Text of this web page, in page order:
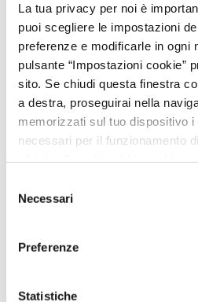
La tua privacy per noi è
puoi scegliere le impostazioni
preferenze e modificarle in ogni
pulsante “Impostazioni cookie”
sito. Se chiudi questa finestra
a destra, proseguirai nella
memorizzati sul tuo dispositivo
necessari per il funzionamento
delNecessari
Preferenze
Statistiche
Informazioni
home Dove
Podere Corticella, -
Buonconvento, 53022,
email Email
phone Telefono
phone Fax